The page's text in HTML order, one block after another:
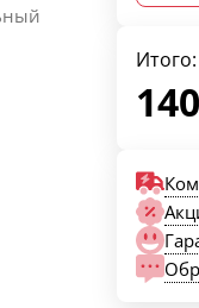
Итого:
140